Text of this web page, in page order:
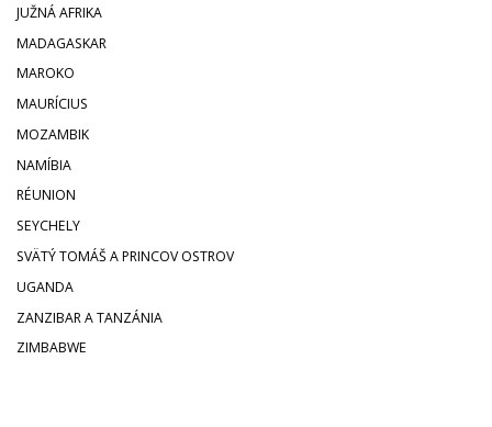
JUŽNÁ AFRIKA
MADAGASKAR
MAROKO
MAURÍCIUS
MOZAMBIK
NAMÍBIA
RÉUNION
SEYCHELY
SVÄTÝ TOMÁŠ A PRINCOV OSTROV
UGANDA
ZANZIBAR A TANZÁNIA
ZIMBABWE